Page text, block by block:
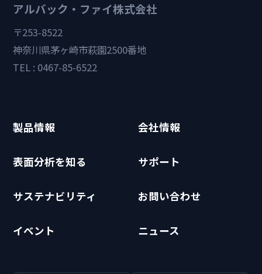
アルバック・ファイ株式会社
〒253-8522
神奈川県茅ヶ崎市萩園2500番地
TEL : 0467-85-6522
製品情報 会社情報
表面分析を知る サポート
サステナビリティ お問い合わせ
イベント ニュース